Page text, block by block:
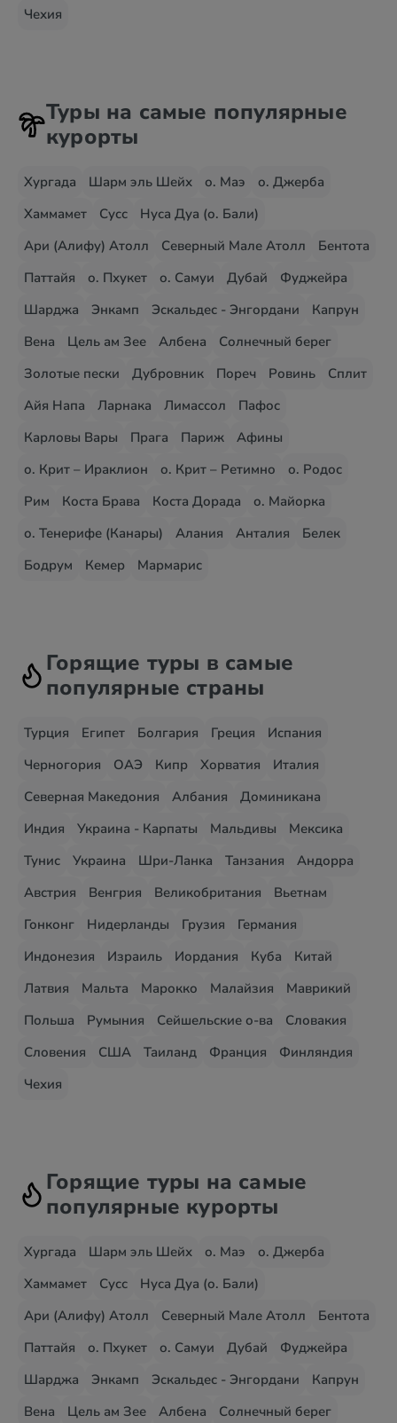
Чехия
Туры на самые популярные
курорты
Хургада Шарм эль Шейх о. Маэ
о. Джерба
Хаммамет
Сусс
Нуса Дуа (о. Бали)
Ари (Алифу) Атолл
Северный Мале Атолл
Бентота
Паттайя
о. Пхукет о. Самуи Дубай
Фуджейра
Шарджа
Энкамп Эскальдес - Энгордани
Капрун
Вена
Цель ам Зее Албена
Солнечный берег
Золотые пески
Дубровник Пореч Ровинь
Сплит
Айя Напа
Ларнака Лимассол
Пафос
Карловы Вары
Прага Париж
Афины
о. Крит – Ираклион
о. Крит – Ретимно
о. Родос
Рим
Коста Брава Коста Дорада
о. Майорка
о. Тенерифе (Канары)
Алания Анталия
Белек
Бодрум
Кемер Мармарис
Горящие туры в самые
популярные страны
Турция Египет Болгария Греция
Испания
Черногория
ОАЭ Кипр Хорватия
Италия
Северная Македония
Албания
Доминикана
Индия
Украина - Карпаты Мальдивы
Мексика
Тунис
Украина Шри-Ланка Танзания
Андорра
Австрия
Венгрия Великобритания
Вьетнам
Гонконг
Нидерланды Грузия
Германия
Индонезия
Израиль Иордания Куба
Китай
Латвия
Мальта Марокко Малайзия
Маврикий
Польша
Румыния Сейшельские о-ва
Словакия
Словения
США Таиланд Франция
Финляндия
Чехия
Горящие туры на самые
популярные курорты
Хургада Шарм эль Шейх о. Маэ
о. Джерба
Хаммамет
Сусс
Нуса Дуа (о. Бали)
Ари (Алифу) Атолл
Северный Мале Атолл
Бентота
Паттайя
о. Пхукет о. Самуи Дубай
Фуджейра
Шарджа
Энкамп Эскальдес - Энгордани
Капрун
Вена
Цель ам Зее Албена
Солнечный берег